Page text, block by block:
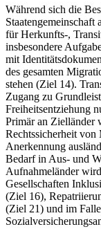
Während sich die
für Herkunfts-,
insbesondere
mit
des gesamten
stehen (Ziel 14).
Zu­gang zu
Freiheitsentziehung
Primär an Zielländer
Rechtssicherheit
Anerkennung
Bedarf in Aus- und
Aufnahmeländer
Gesellschaften
(Ziel 16),
(Ziel 21) und im
Sozialversicherungs